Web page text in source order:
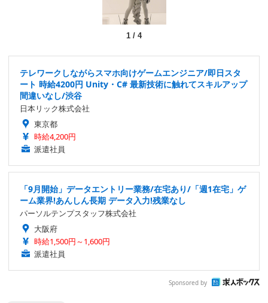
1/ 4
テレワークしながらスマホ向けゲームエンジニア/即日スタ
ート 時給4200円 Unity・C# 最新技術に触れてスキルアップ
間違いなし/渋谷
日本リック株式会社
東京都
時給4,200円
派遣社員
「9月開始」データエントリー業務/在宅あり/「週1在宅」ゲ
ーム業界!あんしん長期 データ入力!残業なし
パーソルテンプスタッフ株式会社
大阪府
時給1,500円～1,600円
派遣社員
Sponsored by